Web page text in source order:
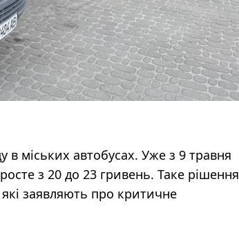
в міських автобусах. Уже з 9 травня
з 20 до 23 гривень. Таке рішення
заявляють про критичне